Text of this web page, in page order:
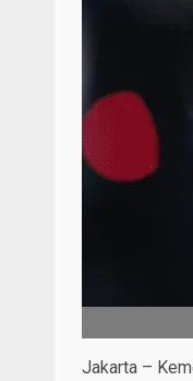
Jakarta –